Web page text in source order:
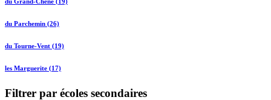
du Parchemin (26)
du Tourne-Vent (19)
les Marguerite (17)
Filtrer par écoles secondaires